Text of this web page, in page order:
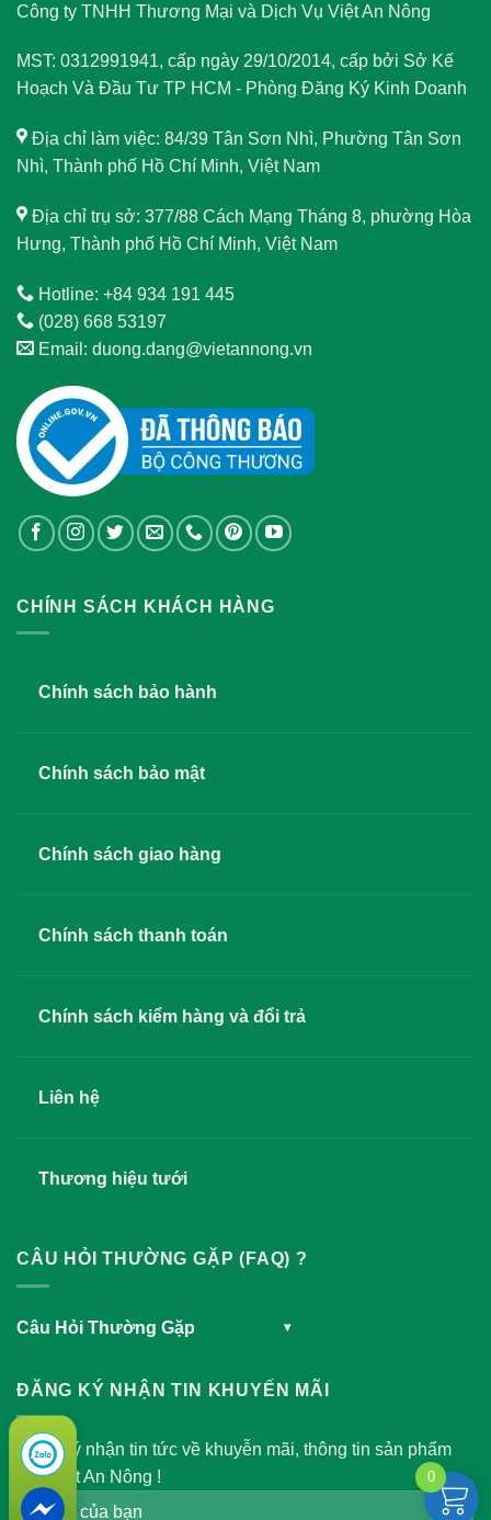
Công ty TNHH Thương Mại và Dịch Vụ Việt An Nông
MST: 0312991941, cấp ngày 29/10/2014, cấp bởi Sở Kế
Hoạch Và Đầu Tư TP HCM - Phòng Đăng Ký Kinh Doanh
Địa chỉ làm việc: 84/39 Tân Sơn Nhì, Phường Tân Sơn
Nhì, Thành phố Hồ Chí Minh, Việt Nam
Địa chỉ trụ sở: 377/88 Cách Mạng Tháng 8, phường Hòa
Hưng, Thành phố Hồ Chí Minh, Việt Nam
Hotline: +84 934 191 445
(028) 668 53197
Email: duong.dang@vietannong.vn
CHÍNH SÁCH KHÁCH HÀNG
Chính sách bảo hành
Chính sách bảo mật
Chính sách giao hàng
Chính sách thanh toán
Chính sách kiểm hàng và đổi trả
Liên hệ
Thương hiệu tưới
CÂU HỎI THƯỜNG GẶP (FAQ) ?
Câu Hỏi Thường Gặp ▾
ĐĂNG KÝ NHẬN TIN KHUYẾN MÃI
Đăng ký nhận tin tức về khuyễn mãi, thông tin sản phẩm
của Việt An Nông !
0